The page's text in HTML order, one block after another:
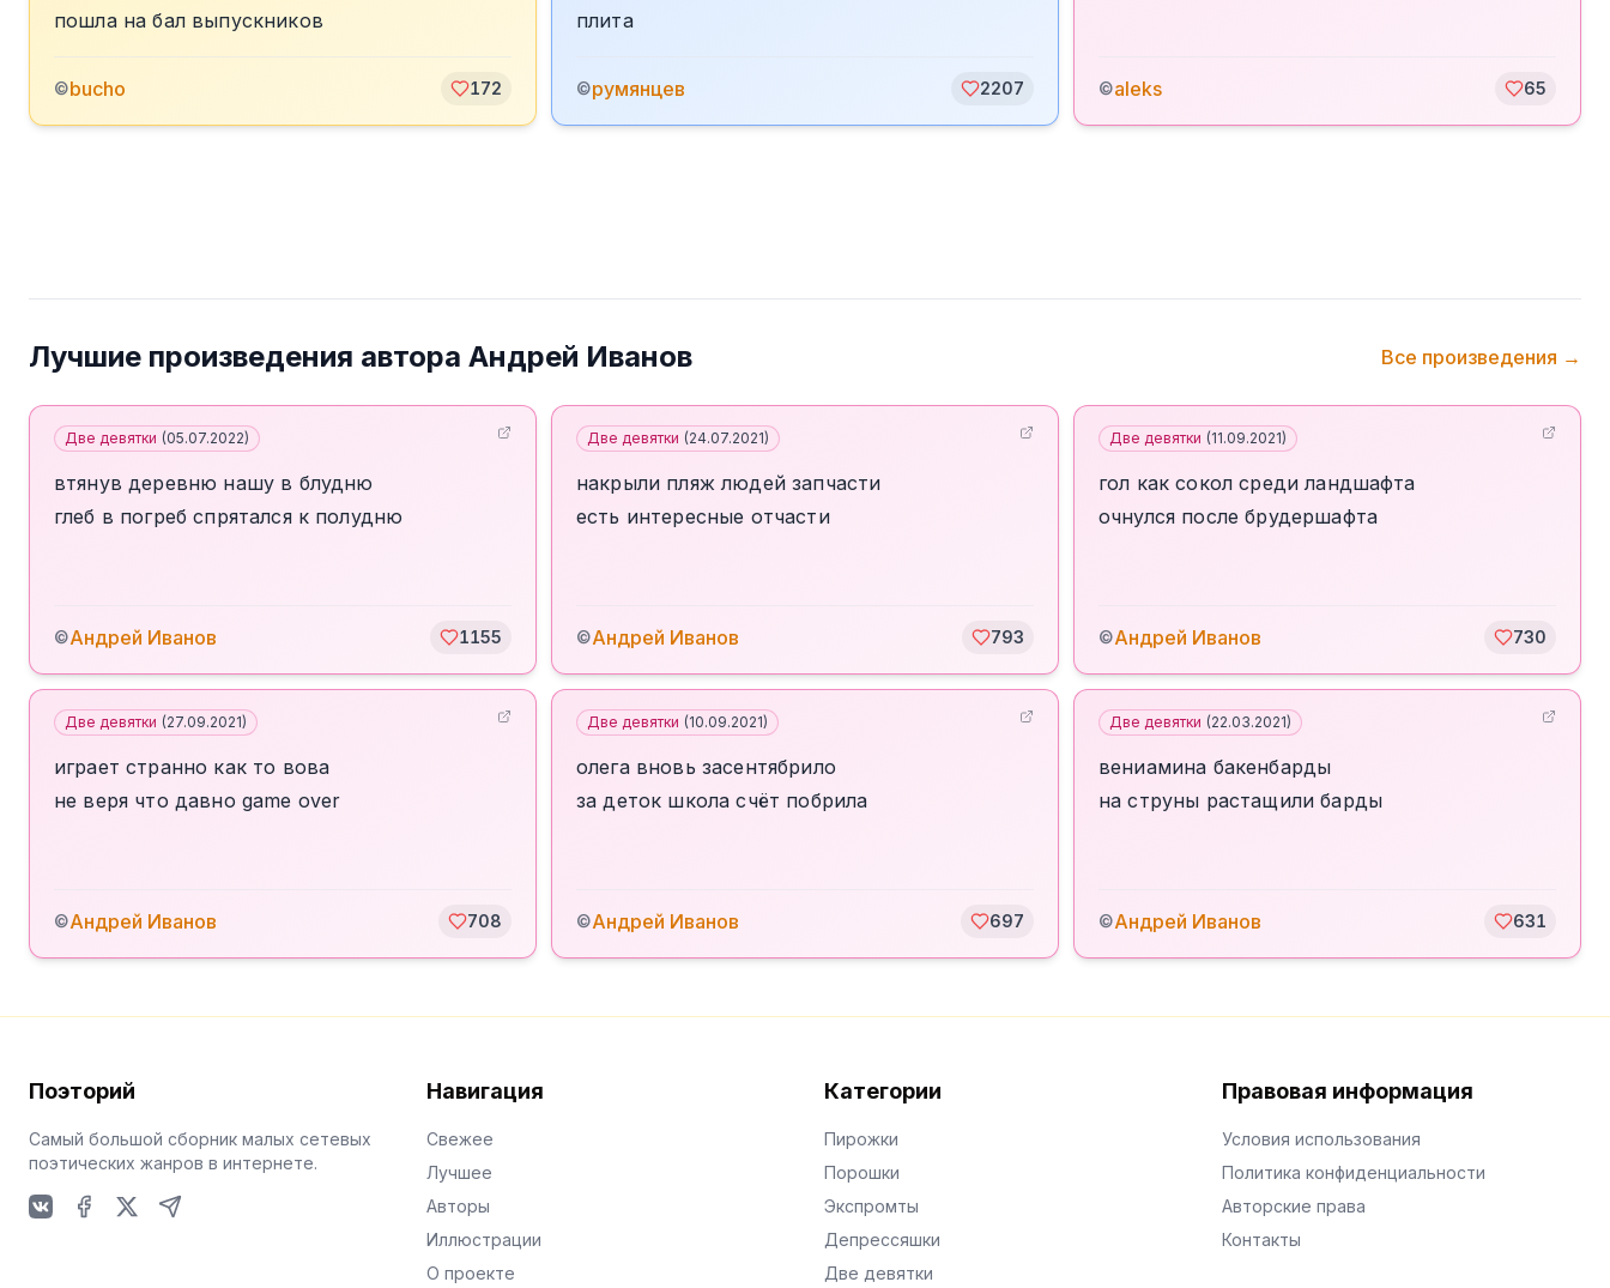
пошла на бал выпускников
©bucho 172
плита
©румянцев 2207 ©aleks 65
Лучшие произведения автора Андрей Иванов Все произведения →
Две девятки (05.07.2022)
втянув деревню нашу в блудню
глеб в погреб спрятался к полудню
©Андрей Иванов 1155
Две девятки (24.07.2021)
накрыли пляж людей запчасти
есть интересные отчасти
©Андрей Иванов 793
Две девятки (11.09.2021)
гол как сокол среди ландшафта
очнулся после брудершафта
©Андрей Иванов 730
Две девятки (27.09.2021)
играет странно как то вова
не веря что давно game over
©Андрей Иванов 708
Две девятки (10.09.2021)
олега вновь засентябрило
за деток школа счёт побрила
©Андрей Иванов 697
Две девятки (22.03.2021)
вениамина бакенбарды
на струны растащили барды
©Андрей Иванов 631
Поэторий
Самый большой сборник малых сетевых
поэтических жанров в интернете.
Навигация
Свежее
Лучшее
Авторы
Иллюстрации
О проекте
Категории
Пирожки
Порошки
Экспромты
Депрессяшки
Две девятки
Правовая информация
Условия использования
Политика конфиденциальности
Авторские права
Контакты